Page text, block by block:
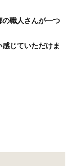
職人さんが一つ
じていただけま